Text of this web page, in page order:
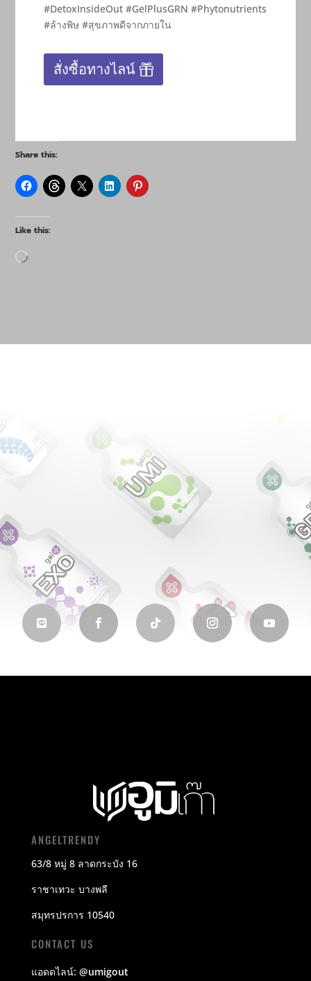
#DetoxInsideOut #GelPlusGRN #Phytonutrients
#ล้างพิษ #สุขภาพดีจากภายใน
สั่งซื้อทางไลน์
Share this:
Like this:
Loading…
ANGELTRENDY
63/8 หมู่ 8 ลาดกระบัง 16
ราชาเทวะ บางพลี
สมุทรปรการ 10540
CONTACT US
แอดดไลน์: @umigout